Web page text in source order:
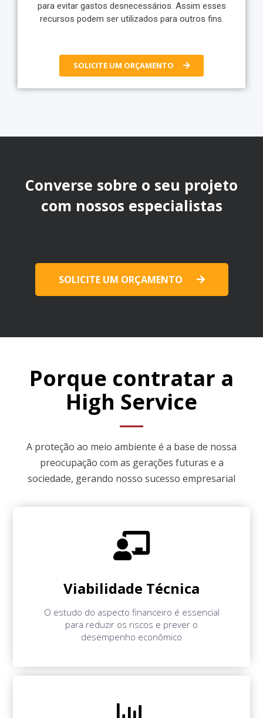
para evitar gastos desnecessários. Assim esses
recursos podem ser utilizados para outros fins.
SOLICITE UM ORÇAMENTO
Converse sobre o seu projeto
com nossos especialistas
SOLICITE UM ORÇAMENTO
Porque contratar a
High Service
A proteção ao meio ambiente é a base de nossa
preocupação com as gerações futuras e a
sociedade, gerando nosso sucesso empresarial
Viabilidade Técnica
O estudo do aspecto financeiro é essencial
para reduzir os riscos e prever o
desempenho econômico